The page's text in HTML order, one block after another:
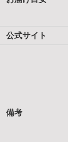
公式サイト
備考